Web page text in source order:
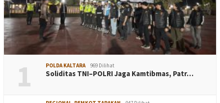
1 POLDA KALTARA 969 Dilihat
Soliditas TNI–POLRI Jaga Kamtibmas, Patr…